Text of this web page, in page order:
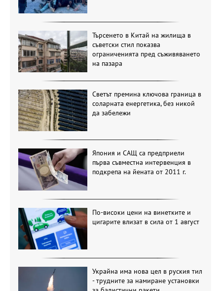
Търсенето в Китай на жилища в
съветски стил показва
ограниченията пред съживяването
на пазара
Светът премина ключова граница в
соларната енергетика, без никой
да забележи
Япония и САЩ са предприели
първа съвместна интервенция в
подкрепа на йената от 2011 г.
По-високи цени на винетките и
цигарите влизат в сила от 1 август
Украйна има нова цел в руския тил
- трудните за намиране установки